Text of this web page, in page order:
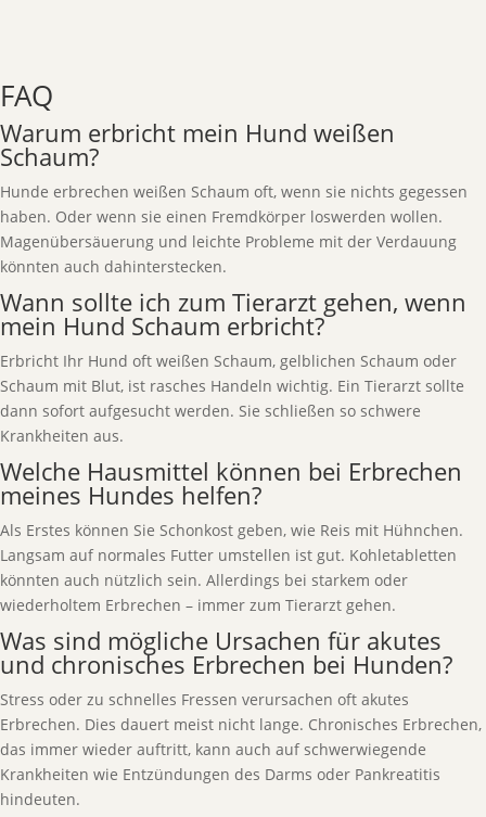
FAQ
Warum erbricht mein Hund weißen
Schaum?
Hunde erbrechen weißen Schaum oft, wenn sie nichts gegessen
haben. Oder wenn sie einen Fremdkörper loswerden wollen.
Magenübersäuerung und leichte Probleme mit der Verdauung
könnten auch dahinterstecken.
Wann sollte ich zum Tierarzt gehen, wenn
mein Hund Schaum erbricht?
Erbricht Ihr Hund oft weißen Schaum, gelblichen Schaum oder
Schaum mit Blut, ist rasches Handeln wichtig. Ein Tierarzt sollte
dann sofort aufgesucht werden. Sie schließen so schwere
Krankheiten aus.
Welche Hausmittel können bei Erbrechen
meines Hundes helfen?
Als Erstes können Sie Schonkost geben, wie Reis mit Hühnchen.
Langsam auf normales Futter umstellen ist gut. Kohletabletten
könnten auch nützlich sein. Allerdings bei starkem oder
wiederholtem Erbrechen – immer zum Tierarzt gehen.
Was sind mögliche Ursachen für akutes
und chronisches Erbrechen bei Hunden?
Stress oder zu schnelles Fressen verursachen oft akutes
Erbrechen. Dies dauert meist nicht lange. Chronisches Erbrechen,
das immer wieder auftritt, kann auch auf schwerwiegende
Krankheiten wie Entzündungen des Darms oder Pankreatitis
hindeuten.